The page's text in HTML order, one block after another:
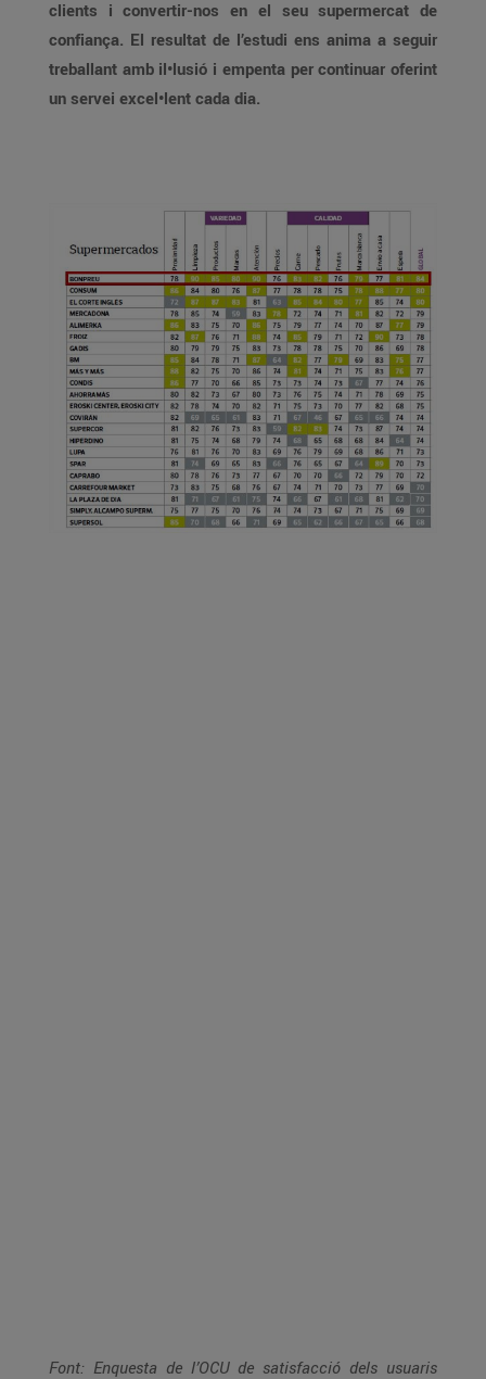
clients i convertir-nos en el seu supermercat de
confiança. El resultat de l’estudi ens anima a seguir
treballant amb il•lusió i empenta per continuar oferint
un servei excel•lent cada dia.
Font: Enquesta de l’OCU de satisfacció dels usuaris